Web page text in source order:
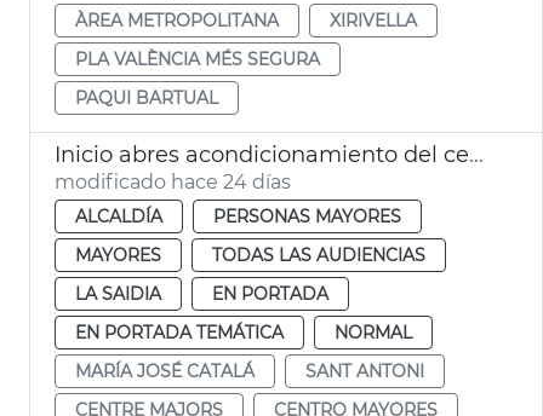
ÀREA METROPOLITANA
XIRIVELLA
PLA VALÈNCIA MÉS SEGURA
PAQUI BARTUAL
Inicio abres acondicionamiento del centro de mayores Sant Antoni València
modificado hace 24 días
ALCALDÍA
PERSONAS MAYORES
MAYORES
TODAS LAS AUDIENCIAS
LA SAIDIA
EN PORTADA
EN PORTADA TEMÁTICA
NORMAL
MARÍA JOSÉ CATALÁ
SANT ANTONI
CENTRE MAJORS
CENTRO MAYORES